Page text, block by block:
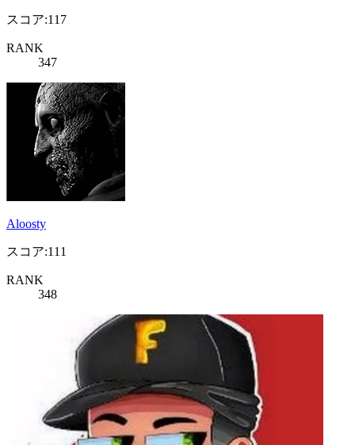
スコア:117
RANK
347
Aloosty
スコア:111
RANK
348